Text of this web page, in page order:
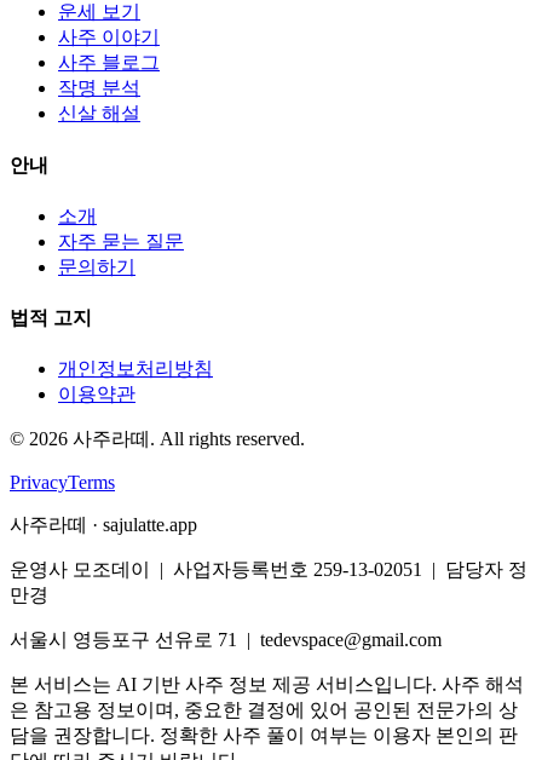
운세 보기
사주 이야기
사주 블로그
작명 분석
신살 해설
안내
소개
자주 묻는 질문
문의하기
법적 고지
개인정보처리방침
이용약관
© 2026 사주라떼. All rights reserved.
PrivacyTerms
사주라떼 · sajulatte.app
운영사 모조데이 | 사업자등록번호 259-13-02051 | 담당자 정
만경
서울시 영등포구 선유로 71 | tedevspace@gmail.com
본 서비스는 AI 기반 사주 정보 제공 서비스입니다. 사주 해석
은 참고용 정보이며, 중요한 결정에 있어 공인된 전문가의 상
담을 권장합니다. 정확한 사주 풀이 여부는 이용자 본인의 판